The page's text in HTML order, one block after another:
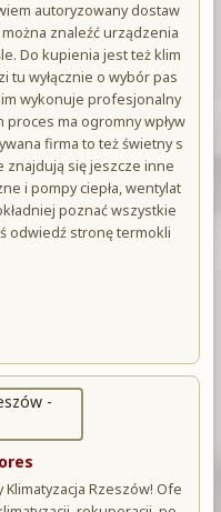
autoryzowany dostaw
znaleźć urządzenia
Do kupienia jest też klim
tu wyłącznie o wybór pas
wykonuje profesjonalny
proces ma ogromny wpływ
firma to też świetny s
znajdują się jeszcze inne
i pompy ciepła, wentylat
poznać wszystkie
odwiedź stronę termokli
Rzeszów! Ofe